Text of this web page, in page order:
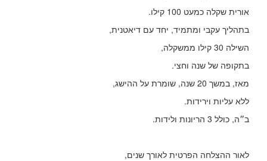
אורית שקלה כמעט 100 קילו.
בתהליך עקבי ומתמיד, יחד עם דיאטנית,
השילה 30 קילו ממשקלה,
בתקופה של שנה וחצי.
מאז, במשך 20 שנה, שומרת על ההישג,
ללא עליות וירידות.
ב״ה, כולל 3 הריונות ולידות.
לאור ההצלחה הפרטית לאורך שנים,